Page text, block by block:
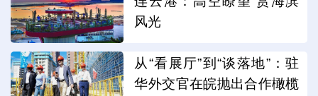
风光
从“看展厅”到“谈落地”：驻
华外交官在皖抛出合作橄榄